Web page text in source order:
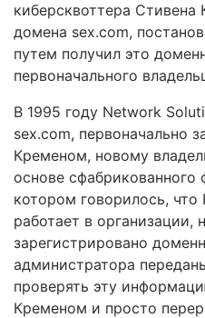
киберсквоттера
домена sex.com,
путем получил это
первоначального
В 1995 году Network
sex.com, первоначально
Кременом, новому
основе сфабрикованного
котором говорилось,
работает в организации,
зарегистрировано
администратора
проверять эту
Кременом и просто